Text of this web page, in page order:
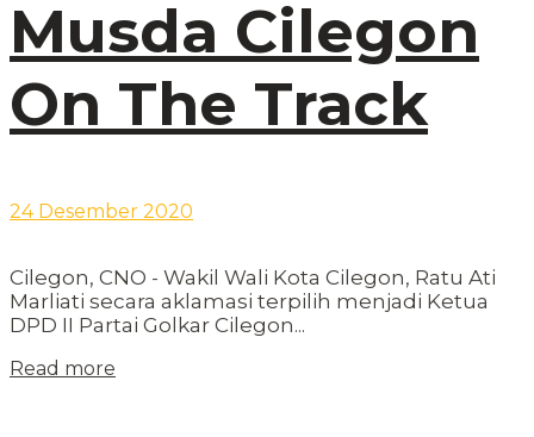
Musda Cilegon
On The Track
24 Desember 2020
Cilegon, CNO - Wakil Wali Kota Cilegon, Ratu Ati
Marliati secara aklamasi terpilih menjadi Ketua
DPD II Partai Golkar Cilegon...
Read more